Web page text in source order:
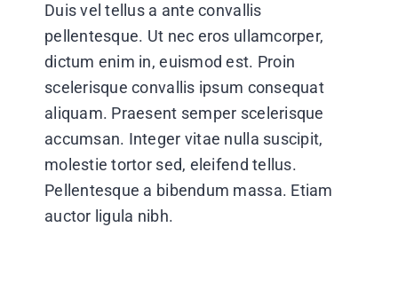
Duis vel tellus a ante convallis
pellentesque. Ut nec eros ullamcorper,
dictum enim in, euismod est. Proin
scelerisque convallis ipsum consequat
aliquam. Praesent semper scelerisque
accumsan. Integer vitae nulla suscipit,
molestie tortor sed, eleifend tellus.
Pellentesque a bibendum massa. Etiam
auctor ligula nibh.